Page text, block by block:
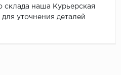
склада наша Курьерская
уточнения деталей